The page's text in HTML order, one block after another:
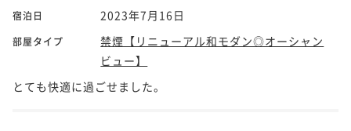
宿泊日 2023年7月16日
部屋タイプ
禁煙【リニューアル和モダン◎オーシャン
ビュー】
とても快適に過ごせました。